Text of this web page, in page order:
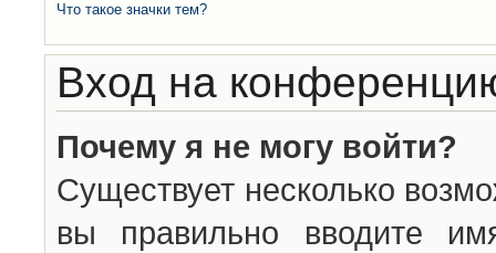
Что такое значки тем?
Вход на
Почему я не могу войти?
Существует несколько
вы правильно вводите